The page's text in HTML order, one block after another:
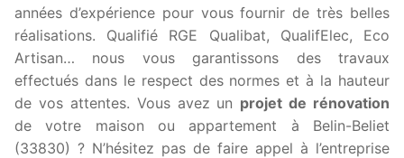
années d’expérience pour vous fournir de très belles
réalisations. Qualifié RGE Qualibat, QualifElec, Eco
Artisan… nous vous garantissons des travaux
effectués dans le respect des normes et à la hauteur
de vos attentes. Vous avez un projet de rénovation
de votre maison ou appartement à Belin-Beliet
(33830) ? N’hésitez pas de faire appel à l’entreprise